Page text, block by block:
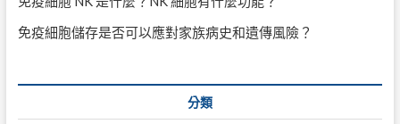
免疫細胞儲存是否可以應對家族病史和遺傳風險？
分類